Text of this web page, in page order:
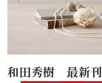
和田秀樹 最新刊